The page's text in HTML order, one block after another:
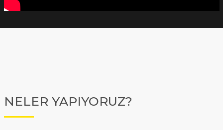
NELER YAPIYORUZ?